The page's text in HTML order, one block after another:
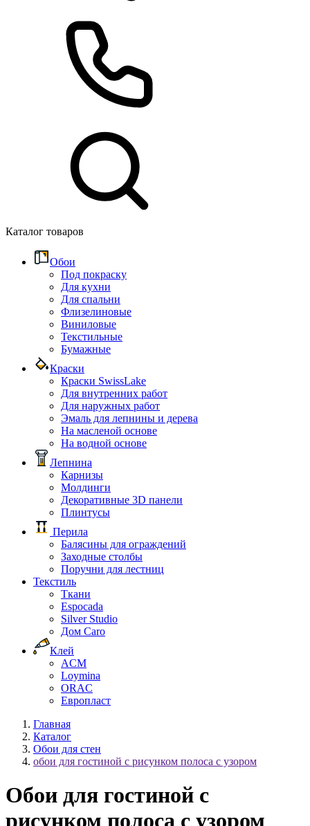
Каталог товаров
Обои
Под покраску
Для кухни
Для спальни
Флизелиновые
Виниловые
Текстильные
Бумажные
Краски
Краски SwissLake
Для внутренних работ
Для наружных работ
Эмаль для лепнины и дерева
На масленой основе
На водной основе
Лепнина
Карнизы
Молдинги
Декоративные 3D панели
Плинтусы
Перила
Балясины для ограждений
Заходные столбы
Поручни для лестниц
Текстиль
Ткани
Espocada
Silver Studio
Дом Caro
Клей
ACM
Loymina
ORAC
Европласт
Главная
Каталог
Обои для стен
обои для гостиной с рисунком полоса с узором
Обои для гостиной с
рисунком полоса с узором